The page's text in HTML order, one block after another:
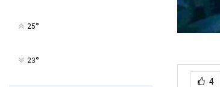
4
25°
23°